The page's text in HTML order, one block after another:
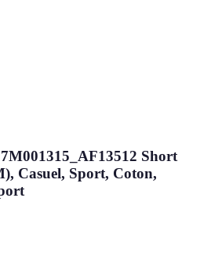
Short
Casuel, Sport, Coton,